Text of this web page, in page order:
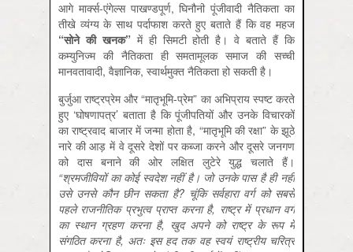
आगे मार्क्स-एंगेल्स पाखण्डपूर्ण, घिनौनी पूंजीवादी नैतिकता का
तीखे व्यंग्य के साथ पर्दाफाश करते हुए बताते हैं कि वह महज
“सोने की खनक”में ही सिमटी होती है। वे बताते हैं कि
कम्युनिज्म की नैतिकता ही समतामूलक समाज की सच्ची
मानवतावादी, वैज्ञानिक, स्वार्थमुक्त नैतिकता हो सकती है।
बुर्जुआ राष्ट्रप्रेम और “मातृभूमि-प्रेम” का अभिप्राय स्पष्ट करते
हुए ‘घोषणापत्र’ बताता है कि पूंजीपतियों और उनके विचारकों
का राष्ट्रवाद बाजार में जन्मा होता है, “मातृभूमि की रक्षा” के झूठे
नारे की आड़ में वे दूसरे देशों पर कब्जा करने और दूसरे जनगण
को दास बनाने की ओर लक्षित लुटेरे युद्ध चलाते हैं।
“श्रमजीवियों का कोई स्वदेश नहीं है। जो उनके पास है ही नहीं
उसे उनसे कौन छीन सकता है? चूंकि सर्वहारा वर्ग को सबसे
पहले राजनीतिक प्रभुत्व प्राप्त करना है, राष्ट्र में प्रधान वर्ग
का स्थान ग्रहण करना है, खुद अपने को राष्ट्र के रूप में
संगठित करना है, अतः इस हद तक वह स्वयं राष्ट्रीय चरित्र